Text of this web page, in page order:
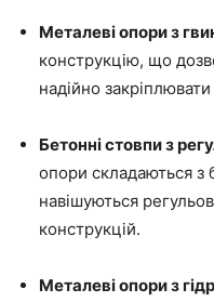
Металеві опори з
конструкцію, що
надійно закріплювати
Бетонні стовпи з
опори складаються з
навішуються
конструкцій.
Металеві опори з